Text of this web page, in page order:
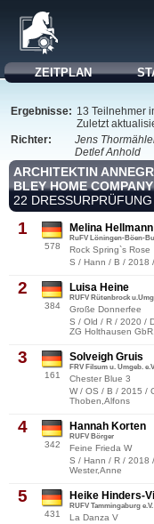
ZEITPLAN
Ergebnisse: 13 Teilnehmer
Zuletzt
Richter:
Jens
Detlef Anhold
ARCHITEKTIN
BLEY HOME
22
1
578
Melina Hellmann
RuFV Löningen-Böen-
Rock Spring`s Rose
S / Hann / B / 2018
2
384
Luisa Heine
RUFV Rütenbrock
Große Donnerfee
S / Old / R / 2020 /
ZG Holthausen GbR,
3
161
Solveigh Gruis
FRV Filsum u. Umgeb.
Chester Blue 3
W / OS / B / 2015 /
Thoben,Alfons
4
342
Hannah Korten
RUFV Börger
Feine Frieda W
S / Hann / R / 2018
Wester,Anne
5
431
Heike Hinders-
RUFV Tammingaburg e.V.
La Danza V